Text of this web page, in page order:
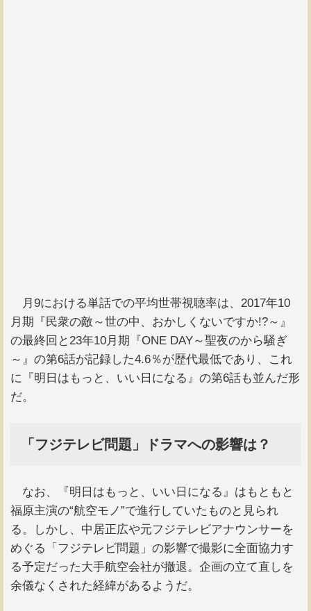
月9における単話での平均世帯視聴率は、2017年10
月期『民衆の敵～世の中、おかしくないですか!?～』
の最終回と23年10月期『ONE DAY～聖夜のから騒ぎ
～』の第6話が記録した4.6％が歴代最低であり、これ
に『明日はもっと、いい日になる』の第6話も並んだ形
だ。
「フジテレビ問題」ドラマへの影響は？
なお、『明日はもっと、いい日になる』はもともと
福原主演の“航空モノ”で進行していたものと見られ
る。しかし、中居正広や元フジテレビアナウンサーを
めぐる「フジテレビ問題」の影響で撮影に全面協力す
る予定だった大手航空会社が撤退。企画の立て直しを
余儀なくされた経緯があるようだ。